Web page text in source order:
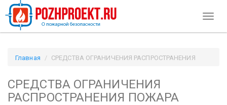
Главная
СРЕДСТВА ОГРАНИЧЕНИЯ РАСПРОСТРАНЕНИЯ
СРЕДСТВА ОГРАНИЧЕНИЯ
РАСПРОСТРАНЕНИЯ ПОЖАРА